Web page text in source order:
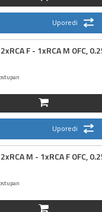
Uporedi
F - 1xRCA M OFC,
Uporedi
M - 1xRCA F OFC,